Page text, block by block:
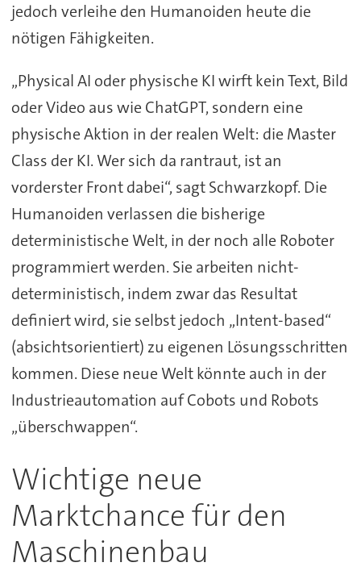
jedoch verleihe den Humanoiden heute die
nötigen Fähigkeiten.
„Physical AI oder physische KI wirft kein Text, Bild
oder Video aus wie ChatGPT, sondern eine
physische Aktion in der realen Welt: die Master
Class der KI. Wer sich da rantraut, ist an
vorderster Front dabei“, sagt Schwarzkopf. Die
Humanoiden verlassen die bisherige
deterministische Welt, in der noch alle Roboter
programmiert werden. Sie arbeiten nicht-
deterministisch, indem zwar das Resultat
definiert wird, sie selbst jedoch „Intent-based“
(absichtsorientiert) zu eigenen Lösungsschritten
kommen. Diese neue Welt könnte auch in der
Industrieautomation auf Cobots und Robots
„überschwappen“.
Wichtige neue
Marktchance für den
Maschinenbau